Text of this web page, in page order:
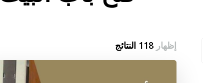
إظهار 118 النتائج